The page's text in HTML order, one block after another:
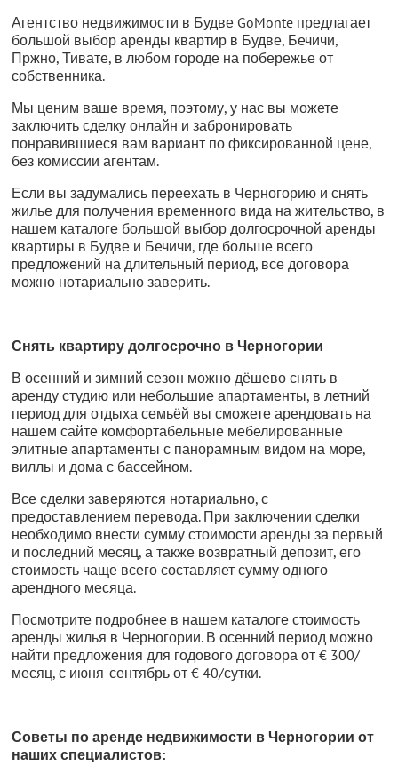
Агентство недвижимости в Будве GoMonte предлагает
большой выбор аренды квартир в Будве, Бечичи,
Пржно, Тивате, в любом городе на побережье от
собственника.
Мы ценим ваше время, поэтому, у нас вы можете
заключить сделку онлайн и забронировать
понравившиеся вам вариант по фиксированной цене,
без комиссии агентам.
Если вы задумались переехать в Черногорию и снять
жилье для получения временного вида на жительство, в
нашем каталоге большой выбор долгосрочной аренды
квартиры в Будве и Бечичи, где больше всего
предложений на длительный период, все договора
можно нотариально заверить.
Снять квартиру долгосрочно в Черногории
В осенний и зимний сезон можно дёшево снять в
аренду студию или небольшие апартаменты, в летний
период для отдыха семьёй вы сможете арендовать на
нашем сайте комфортабельные мебелированные
элитные апартаменты с панорамным видом на море,
виллы и дома с бассейном.
Все сделки заверяются нотариально, с
предоставлением перевода. При заключении сделки
необходимо внести сумму стоимости аренды за первый
и последний месяц, а также возвратный депозит, его
стоимость чаще всего составляет сумму одного
арендного месяца.
Посмотрите подробнее в нашем каталоге стоимость
аренды жилья в Черногории. В осенний период можно
найти предложения для годового договора от € 300/
месяц, с июня-сентябрь от € 40/сутки.
Советы по аренде недвижимости в Черногории от
наших специалистов: